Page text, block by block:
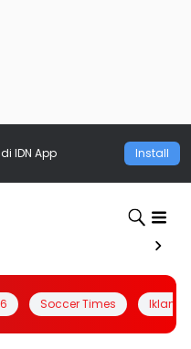
IDN App Install
Soccer Times Iklanin